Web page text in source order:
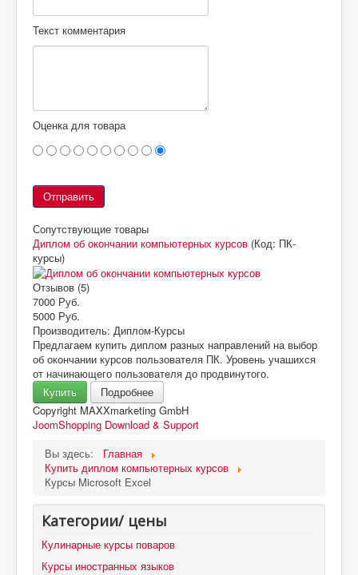
Текст комментария
Оценка для товара
Сопутствующие товары
Диплом об окончании компьютерных курсов (Код: ПК-
курсы)
Отзывов (5)
7000 Руб.
5000 Руб.
Производитель: Диплом-Курсы
Предлагаем купить диплом разных направлений на выбор
об окончании курсов пользователя ПК. Уровень учашихся
от начинающего пользователя до продвинутого.
Купить
Подробнее
Copyright MAXXmarketing GmbH
JoomShopping Download & Support
Вы здесь:
Главная
Купить диплом компьютерных курсов
Курсы Microsoft Excel
Категории/ цены
Кулинарные курсы поваров
Курсы иностранных языков